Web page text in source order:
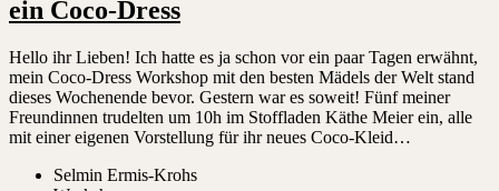
ein Coco-Dress
Hello ihr Lieben! Ich hatte es ja schon vor ein paar Tagen erwähnt,
mein Coco-Dress Workshop mit den besten Mädels der Welt stand
dieses Wochenende bevor. Gestern war es soweit! Fünf meiner
Freundinnen trudelten um 10h im Stoffladen Käthe Meier ein, alle
mit einer eigenen Vorstellung für ihr neues Coco-Kleid…
Selmin Ermis-Krohs